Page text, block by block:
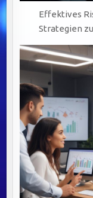
Effektives
Strategien